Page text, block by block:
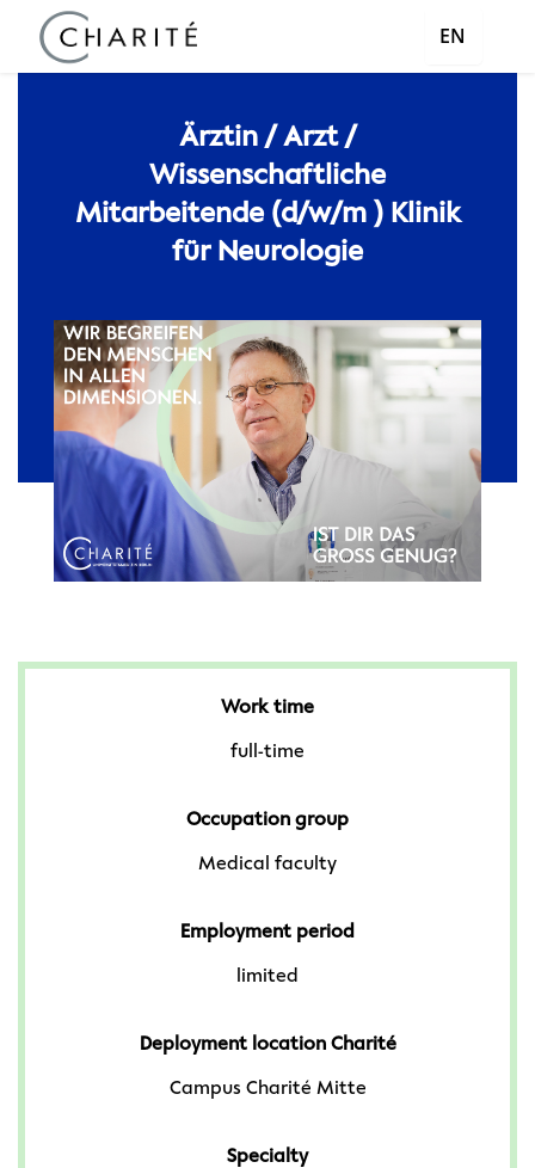
EN
Ärztin / Arzt /
Wissenschaftliche
Mitarbeitende (d/w/m ) Klinik
für Neurologie
Work time
full-time
Occupation group
Medical faculty
Employment period
limited
Deployment location Charité
Campus Charité Mitte
Specialty